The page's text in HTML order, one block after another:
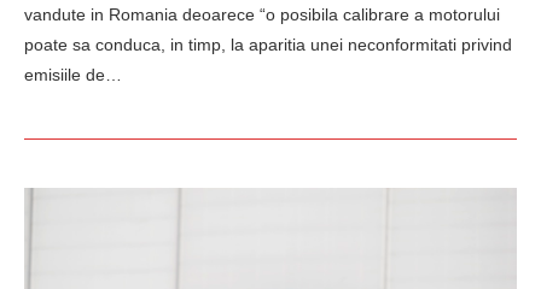
vandute in Romania deoarece “o posibila calibrare a motorului
poate sa conduca, in timp, la aparitia unei neconformitati privind
emisiile de…